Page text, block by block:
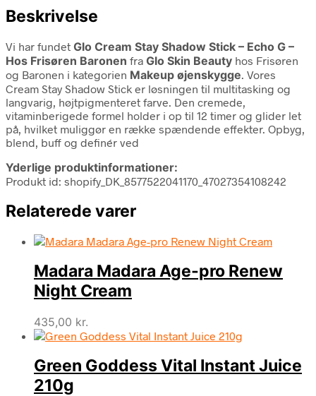
Beskrivelse
Vi har fundet Glo Cream Stay Shadow Stick – Echo G –
Hos Frisøren Baronen fra Glo Skin Beauty hos Frisøren
og Baronen i kategorien Makeup øjenskygge. Vores
Cream Stay Shadow Stick er løsningen til multitasking og
langvarig, højtpigmenteret farve. Den cremede,
vitaminberigede formel holder i op til 12 timer og glider let
på, hvilket muliggør en række spændende effekter. Opbyg,
blend, buff og definér ved
Yderlige produktinformationer:
Produkt id: shopify_DK_8577522041170_47027354108242
Relaterede varer
Madara Madara Age-pro Renew
Night Cream
435,00 kr.
Green Goddess Vital Instant Juice
210g